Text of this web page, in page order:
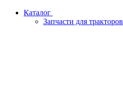
Каталог
Запчасти для тракторов